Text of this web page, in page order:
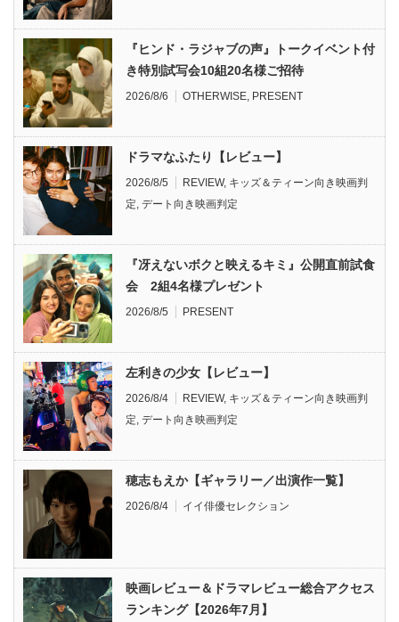
『ヒンド・ラジャブの声』トークイベント付
き特別試写会10組20名様ご招待
2026/8/6 OTHERWISE, PRESENT
ドラマなふたり【レビュー】
2026/8/5 REVIEW, キッズ＆ティーン向き映画判
定, デート向き映画判定
『冴えないボクと映えるキミ』公開直前試食
会 2組4名様プレゼント
2026/8/5 PRESENT
左利きの少女【レビュー】
2026/8/4 REVIEW, キッズ＆ティーン向き映画判
定, デート向き映画判定
穂志もえか【ギャラリー／出演作一覧】
2026/8/4 イイ俳優セレクション
映画レビュー＆ドラマレビュー総合アクセス
ランキング【2026年7月】